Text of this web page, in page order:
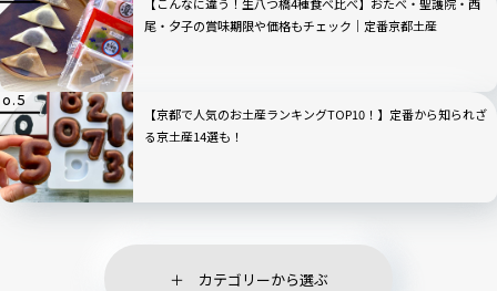
尾・夕子の賞味期限や価格もチェック｜定番京都土産
【京都で人気のお土産ランキングTOP10！】定番から知られざ
る京土産14選も！
カテゴリーから選ぶ